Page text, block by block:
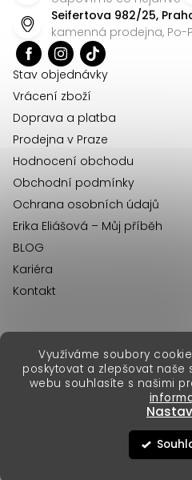
Využíváme soubory
poskytovat a zlepšovat naše
webu souhlasíte s našimi
Seifertova 982/25,
kamenná prodejna, Po-
Stav objednávky
Vrácení zboží
Doprava a platba
Prodejna v Praze
Hodnocení obchodu
Obchodní podmínky
Ochrana osobních údajů
Erika Eliášová – Můj příběh
BLOG
Kariéra
Kontakt
Vytvořil Shoptet
Copyright 2026Erika Fashion.